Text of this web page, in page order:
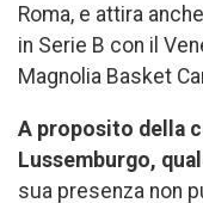
Roma, e attira
in Serie B con il
Magnolia Basket
A proposito della
Lussemburgo,
sua presenza non